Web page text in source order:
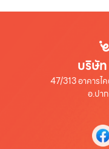
บริษั
47/313 อาคาร
อ.ปา